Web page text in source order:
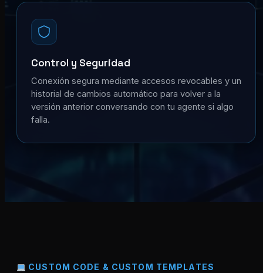
Control y Seguridad
Conexión segura mediante accesos revocables y un
historial de cambios automático para volver a la
versión anterior conversando con tu agente si algo
falla.
CUSTOM CODE & CUSTOM TEMPLATES